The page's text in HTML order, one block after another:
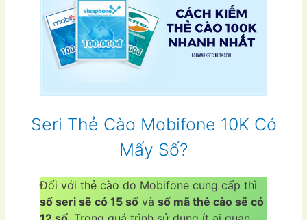
Seri Thẻ Cào Mobifone 10K Có
Mấy Số?
Đối với thẻ cào do Mobifone cung cấp thì
số seri sẽ có 15 số và số mã thẻ cào sẽ có